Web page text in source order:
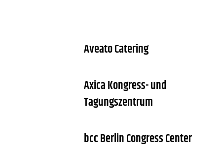
Aveato Catering
Axica Kongress- und
Tagungszentrum
bcc Berlin Congress Center